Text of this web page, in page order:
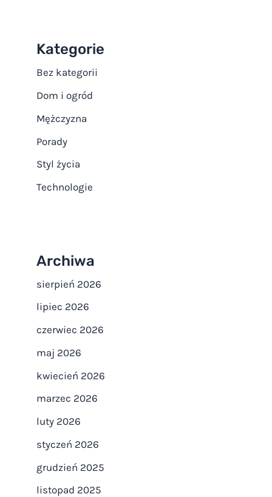
Kategorie
Bez kategorii
Dom i ogród
Mężczyzna
Porady
Styl życia
Technologie
Archiwa
sierpień 2026
lipiec 2026
czerwiec 2026
maj 2026
kwiecień 2026
marzec 2026
luty 2026
styczeń 2026
grudzień 2025
listopad 2025